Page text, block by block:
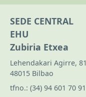
SEDE CENTRAL
EHU
Zubiria Etxea
Lehendakari Agirre, 81
48015 Bilbao
tfno.: (34) 94 601 70 91